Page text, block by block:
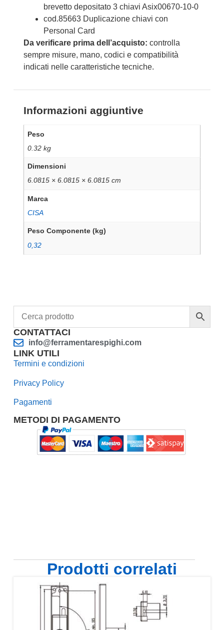
brevetto depositato 3 chiavi Asix00670-10-0
cod.85663 Duplicazione chiavi con
Personal Card
Da verificare prima dell’acquisto: controlla
sempre misure, mano, codici e compatibilità
indicati nelle caratteristiche tecniche.
Informazioni aggiuntive
Peso
0.32 kg
Dimensioni
6.0815 × 6.0815 × 6.0815 cm
Marca
CISA
Peso Componente (kg)
0,32
CONTATTACI
info@ferramentarespighi.com
LINK UTILI
Termini e condizioni
Privacy Policy
Pagamenti
METODI DI PAGAMENTO
Prodotti correlati